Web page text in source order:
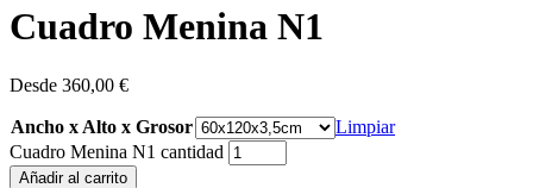
Cuadro Menina N1
Desde 360,00 €
Ancho x Alto x Grosor
Limpiar
Cuadro Menina N1 cantidad
Añadir al carrito